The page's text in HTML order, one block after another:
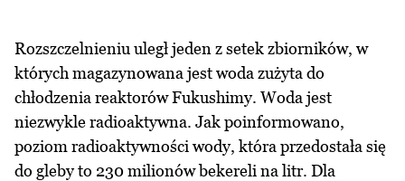
Rozszczelnieniu uległ jeden z setek zbiorników, w
których magazynowana jest woda zużyta do
chłodzenia reaktorów Fukushimy. Woda jest
niezwykle radioaktywna. Jak poinformowano,
poziom radioaktywności wody, która przedostała się
do gleby to 230 milionów bekereli na litr. Dla